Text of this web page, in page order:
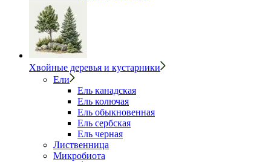
Хвойные деревья и кустарники
Ели
Ель канадская
Ель колючая
Ель обыкновенная
Ель сербская
Ель черная
Лиственница
Микробиота